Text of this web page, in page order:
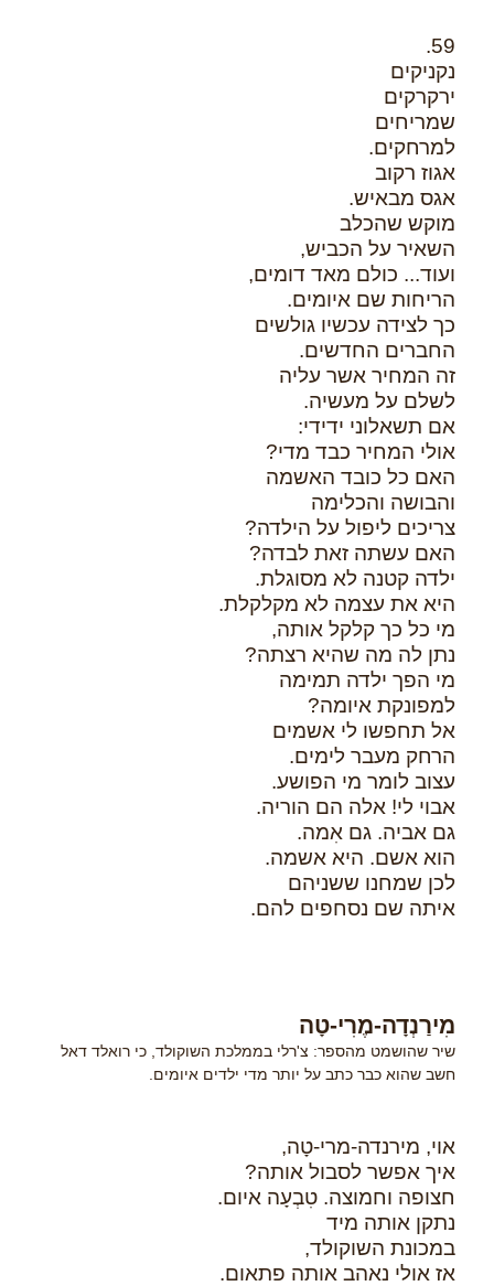
59.
נקניקים
ירקרקים
שמריחים
למרחקים.
אגוז רקוב
אגס מבאיש.
מוקש שהכלב
השאיר על הכביש,
ועוד... כולם מאד דומים,
הריחות שם איומים.
כך לצידה עכשיו גולשים
החברים החדשים.
זה המחיר אשר עליה
לשלם על מעשיה.
אם תשאלוני ידידי:
אולי המחיר כבד מדי?
האם כל כובד האשמה
והבושה והכלימה
צריכים ליפול על הילדה?
האם עשתה זאת לבדה?
ילדה קטנה לא מסוגלת.
היא את עצמה לא מקלקלת.
מי כל כך קלקל אותה,
נתן לה מה שהיא רצתה?
מי הפך ילדה תמימה
למפונקת איומה?
אל תחפשו לי אשמים
הרחק מעבר לימים.
עצוב לומר מי הפושע.
אבוי לי! אלה הם הוריה.
גם אביה. גם אִמה.
הוא אשם. היא אשמה.
לכן שמחנו ששניהם
איתה שם נסחפים להם.
מִירַנְדָה-מֶרִי-טָה
שיר שהושמט מהספר: צ'רלי בממלכת השוקולד, כי רואלד דאל
חשב שהוא כבר כתב על יותר מדי ילדים איומים.
אוי, מירנדה-מרי-טָה,
איך אפשר לסבול אותה?
חצופה וחמוצה. טִבְעָה איום.
נתקן אותה מיד
במכונת השוקולד,
אז אולי נאהב אותה פתאום.